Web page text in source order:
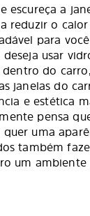
escureça a
reduzir o
para você
usar
do
janelas do
e estética
pensa
uma
também
um ambiente